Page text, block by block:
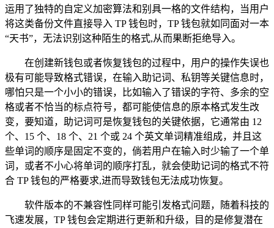
运用了独特的自定义加密算法和别具一格的文件结构，当用户
将这类备份文件直接导入 TP 钱包时，TP 钱包就如同面对一本
“天书”，无法识别这种陌生的格式,从而果断拒绝导入。
在创建新钱包或者恢复钱包的过程中，用户的操作失误也
极有可能导致格式错误，在输入助记词、私钥等关键信息时，
哪怕只是一个小小的错误，比如输入了错误的字符、多余的空
格或者不恰当的标点符号，都可能使信息的原本格式发生改
变，要知道，助记词可是恢复钱包的关键依据，它通常由 12
个、15 个、18 个、21 个或 24 个英文单词精准组成，并且这
些单词的顺序是固定不变的，倘若用户在输入时少输了一个单
词，或者不小心将单词的顺序打乱，就会使助记词的格式不符
合 TP 钱包的严格要求,进而导致钱包无法成功恢复。
软件版本的不兼容性同样可能引发格式问题，随着科技的
飞速发展，TP 钱包会定期进行更新和升级，目的是修复潜在